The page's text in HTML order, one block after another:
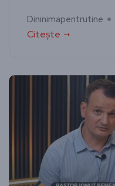
Dininimapentrutine
Citește